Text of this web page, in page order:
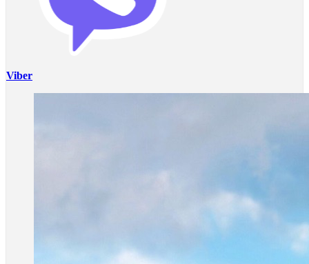
Viber